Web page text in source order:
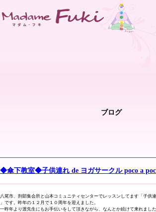
ブログ
◆傘下教室◆子供連れ de ヨガサークル poco a
八尾市、刑部集会所と山本コミュニティセンターでレッスンしてます「子供
」です。昨年の１２月で１０周年を迎えました。
一昨年より渡先生にもお手伝いをして頂きながら、なんとか続けて来れまし
初めての方へ
レッスン・会費
傘下教室
店舗情報